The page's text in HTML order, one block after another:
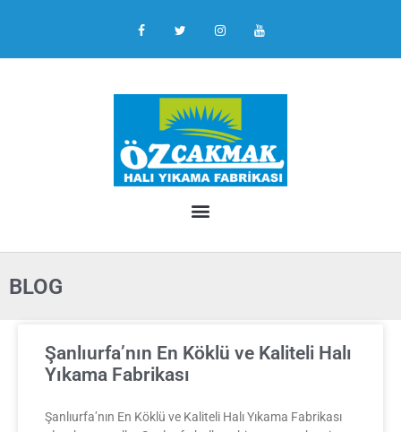
BLOG
Şanlıurfa’nın En Köklü ve Kaliteli Halı
Yıkama Fabrikası
Şanlıurfa’nın En Köklü ve Kaliteli Halı Yıkama Fabrikası